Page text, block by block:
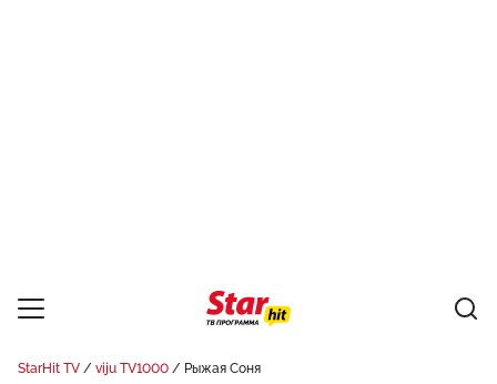
StarHit TV viju TV1000 Рыжая Соня